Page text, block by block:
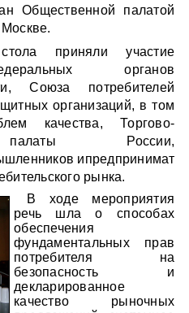
Общественной палатой
приняли участие
органов
Союза потребителей
организаций, в том
качества, Торгово-
России,
рынка.
В ходе мероприятия
речь шла о способах
обеспечения
фундаментальных прав
потребителя на
безопасность и
декларированное
качество рыночных